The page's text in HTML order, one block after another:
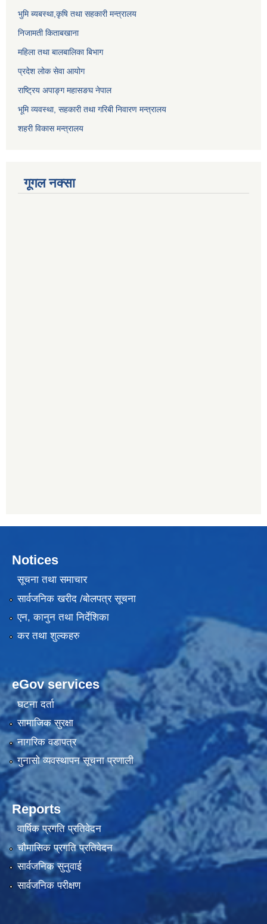
भुमि ब्यबस्था,कृषि तथा सहकारी मन्त्रालय
निजामती किताबखाना
महिला तथा बालबालिका बिभाग
प्रदेश लोक सेवा आयोग
राष्ट्रिय अपाङ्ग महासङघ नेपाल
भूमि व्यवस्था, सहकारी तथा गरिबी निवारण मन्त्रालय
शहरी विकास मन्त्रालय
गूगल नक्सा
Notices
सूचना तथा समाचार
सार्वजनिक खरीद /बोलपत्र सूचना
एन, कानुन तथा निर्देशिका
कर तथा शुल्कहरु
eGov services
घटना दर्ता
सामाजिक सुरक्षा
नागरिक वडापत्र
गुनासो व्यवस्थापन सूचना प्रणाली
Reports
वार्षिक प्रगति प्रतिवेदन
चौमासिक प्रगति प्रतिवेदन
सार्वजनिक सुनुवाई
सार्वजनिक परीक्षण